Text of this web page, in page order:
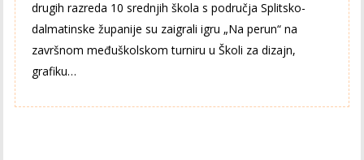
drugih razreda 10 srednjih škola s područja Splitsko-
dalmatinske županije su zaigrali igru „Na perun“ na
završnom međuškolskom turniru u Školi za dizajn,
grafiku…